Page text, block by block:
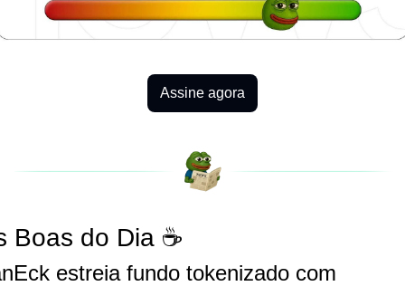
Assine agora
Boas do Dia ☕️
estreia fundo tokenizado com